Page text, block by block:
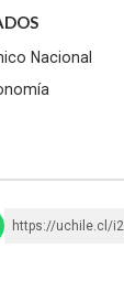
Nacional
https://uchile.cl/